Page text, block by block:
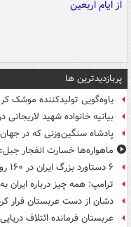
پربازدیدترین ها
یاوه‌گویی تولیدکننده موشک
بیانیه خانواده شهید
پادشاه سنگین‌وزنی که در
ماهواره‌ها خسارت انفجار
۶ دستاورد بزرگ ایران در ۱۶۰ روز رهبری رهبر انقلاب
ترامپ: همه چیز درباره
دشان از دست عربستان فرار
عربستان فرمانده ائتلاف